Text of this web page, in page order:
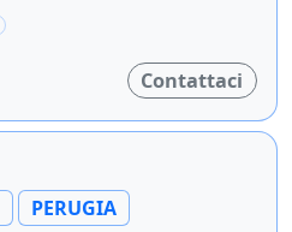
Contattaci
PERUGIA